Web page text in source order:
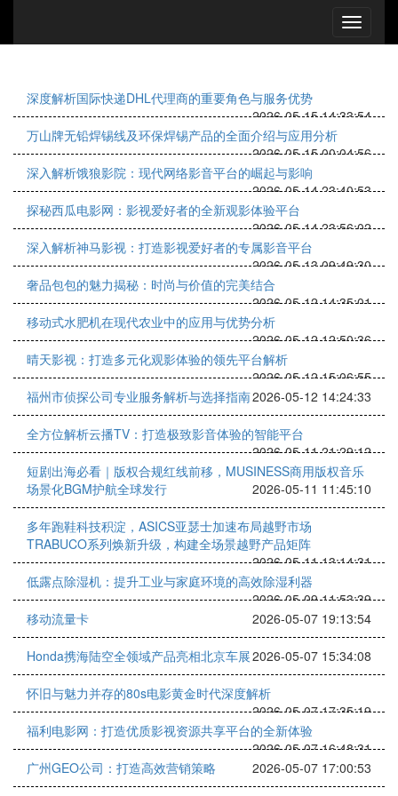
深度解析国际快递DHL代理商的重要角色与服务优势
2026-05-15 14:33:54
万山牌无铅焊锡线及环保焊锡产品的全面介绍与应用分析
2026-05-15 00:04:56
深入解析饿狼影院：现代网络影音平台的崛起与影响
2026-05-14 23:40:53
探秘西瓜电影网：影视爱好者的全新观影体验平台
2026-05-14 23:56:02
深入解析神马影视：打造影视爱好者的专属影音平台
2026-05-13 09:49:30
奢品包包的魅力揭秘：时尚与价值的完美结合
2026-05-12 14:35:01
移动式水肥机在现代农业中的应用与优势分析
2026-05-12 12:50:36
晴天影视：打造多元化观影体验的领先平台解析
2026-05-12 15:06:55
福州市侦探公司专业服务解析与选择指南2026-05-12 14:24:33
全方位解析云播TV：打造极致影音体验的智能平台
2026-05-11 21:29:12
短剧出海必看｜版权合规红线前移，MUSINESS商用版权音乐
场景化BGM护航全球发行
2026-05-11 11:45:10
多年跑鞋科技积淀，ASICS亚瑟士加速布局越野市场
TRABUCO系列焕新升级，构建全场景越野产品矩阵
2026-05-11 13:14:31
低露点除湿机：提升工业与家庭环境的高效除湿利器
2026-05-09 11:53:39
移动流量卡
2026-05-07 19:13:54
Honda携海陆空全领域产品亮相北京车展2026-05-07 15:34:08
怀旧与魅力并存的80s电影黄金时代深度解析
2026-05-07 17:35:19
福利电影网：打造优质影视资源共享平台的全新体验
2026-05-07 16:48:31
广州GEO公司：打造高效营销策略
2026-05-07 17:00:53